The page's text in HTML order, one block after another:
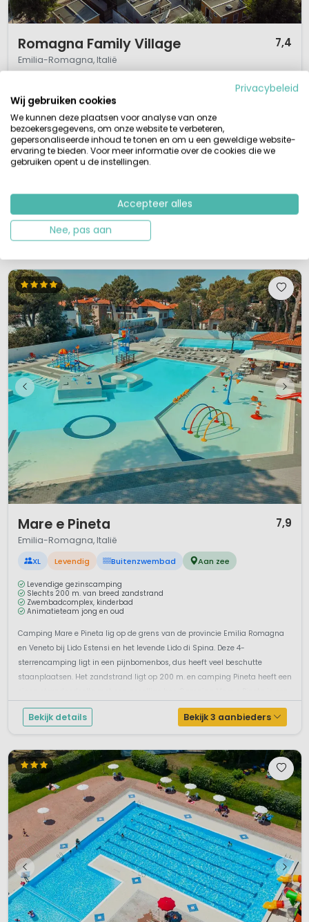
Romagna Family Village 7,4
Emilia-Romagna, Italië
Direct aan het strand
Animatie op het strand
Restaurant en Pizzaria
Diervriendelijke accommodaties bij camping zelf
Vanaf je accommodatie zo de Adriatische zee inlopen? Bij Romagna
Family Village ben je dan aan het juiste adres. Deze camping vind je direct
deze camping ervoor gekozen hier de meeste faciliteiten onder te brengen.
Zo is er animatie op het strand, een restaurant aan het strand e...
Bekijk details
Mare e Pineta 7,9
Emilia-Romagna, Italië
XL Levendig Buitenzwembad Aan zee
Levendige gezinscamping
Slechts 200 m. van breed zandstrand
Zwembadcomplex, kinderbad
Animatieteam jong en oud
Camping Mare e Pineta lig op de grens van de provincie Emilia Romagna
en Veneto bij Lido Estensi en het levende Lido di Spina. Deze 4-
sterrencamping ligt in een pijnbomenbos, dus heeft veel beschutte
staanplaatsen. Het zandstrand ligt op 200 m. en camping Pineta heeft een
beke...
Bekijk details Bekijk 3 aanbieders
Privacybeleid
Wij gebruiken cookies
We kunnen deze plaatsen voor analyse van onze
bezoekersgegevens, om onze website te verbeteren,
gepersonaliseerde inhoud te tonen en om u een geweldige website-
ervaring te bieden. Voor meer informatie over de cookies die we
gebruiken opent u de instellingen.
Accepteer alles
Nee, pas aan